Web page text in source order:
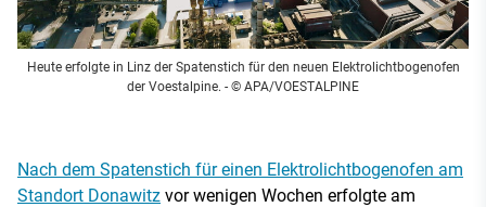
Heute erfolgte in Linz der Spatenstich für den neuen Elektrolichtbogenofen
der Voestalpine. - © APA/VOESTALPINE
Nach dem Spatenstich für einen Elektrolichtbogenofen am
Standort Donawitz vor wenigen Wochen erfolgte am